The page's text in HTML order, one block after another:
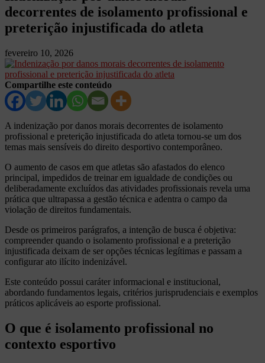
decorrentes de isolamento profissional e
preterição injustificada do atleta
fevereiro 10, 2026
Compartilhe este conteúdo
A indenização por danos morais decorrentes de isolamento
profissional e preterição injustificada do atleta tornou-se um dos
temas mais sensíveis do direito desportivo contemporâneo.
O aumento de casos em que atletas são afastados do elenco
principal, impedidos de treinar em igualdade de condições ou
deliberadamente excluídos das atividades profissionais revela uma
prática que ultrapassa a gestão técnica e adentra o campo da
violação de direitos fundamentais.
Desde os primeiros parágrafos, a intenção de busca é objetiva:
compreender quando o isolamento profissional e a preterição
injustificada deixam de ser opções técnicas legítimas e passam a
configurar ato ilícito indenizável.
Este conteúdo possui caráter informacional e institucional,
abordando fundamentos legais, critérios jurisprudenciais e exemplos
práticos aplicáveis ao esporte profissional.
O que é isolamento profissional no
contexto esportivo